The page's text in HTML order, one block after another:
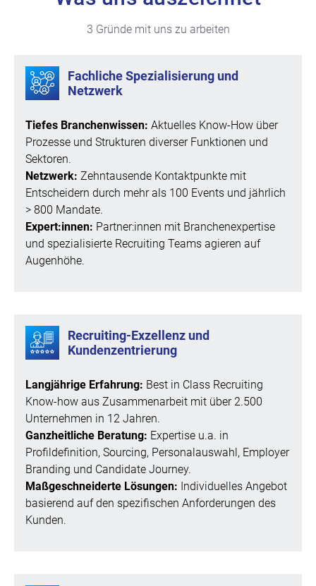
3 Gründe mit uns zu arbeiten
Fachliche Spezialisierung und
Netzwerk
Tiefes Branchenwissen: Aktuelles Know-How über
Prozesse und Strukturen diverser Funktionen und
Sektoren.
Netzwerk: Zehntausende Kontaktpunkte mit
Entscheidern durch mehr als 100 Events und jährlich
> 800 Mandate.
Expert:innen: Partner:innen mit Branchenexpertise
und spezialisierte Recruiting Teams agieren auf
Augenhöhe.
Recruiting-Exzellenz und
Kundenzentrierung
Langjährige Erfahrung: Best in Class Recruiting
Know-how aus Zusammenarbeit mit über 2.500
Unternehmen in 12 Jahren.
Ganzheitliche Beratung: Expertise u.a. in
Profildefinition, Sourcing, Personalauswahl, Employer
Branding und Candidate Journey.
Maßgeschneiderte Lösungen: Individuelles Angebot
basierend auf den spezifischen Anforderungen des
Kunden.